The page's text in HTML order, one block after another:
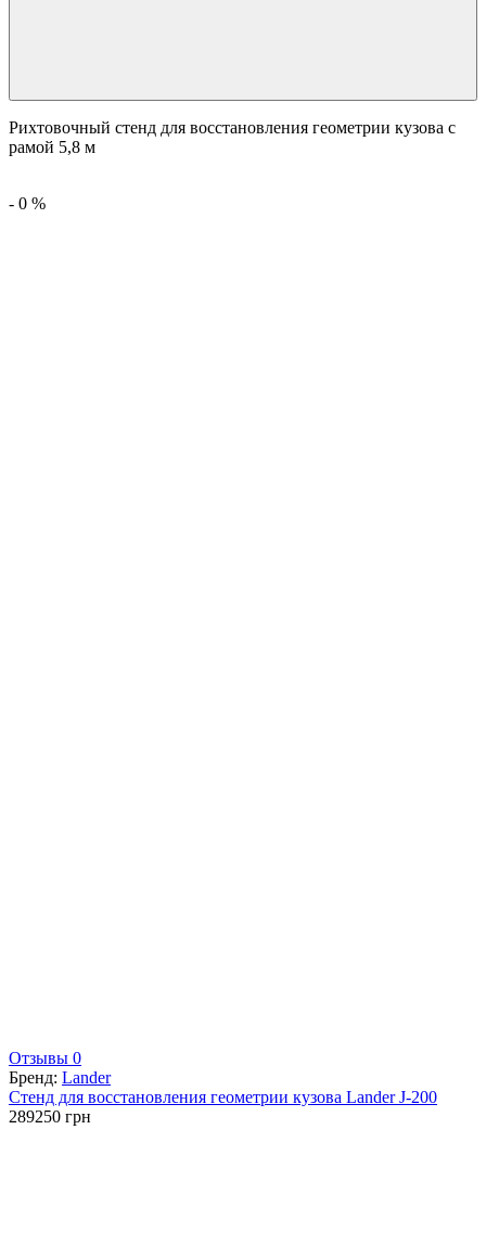
Рихтовочный стенд для восстановления геометрии кузова с
рамой 5,8 м
- 0 %
Отзывы 0
Бренд: Lander
Стенд для восстановления геометрии кузова Lander J-200
289250 грн